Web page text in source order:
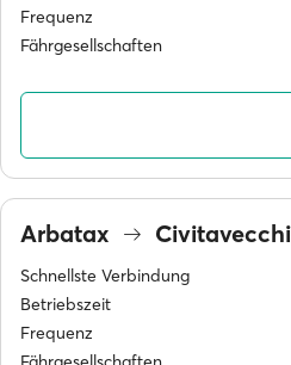
Frequenz
Fährgesellschaften
Arbatax
Schnellste Verbindung
Betriebszeit
Frequenz